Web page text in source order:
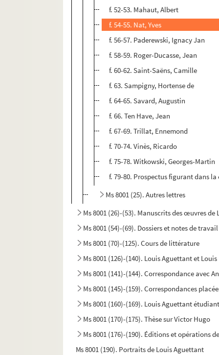
f. 52-53. Mahaut, Albert
f. 54-55. Nat, Yves
f. 56-57. Paderewski, Ignacy Jan
f. 58-59. Roger-Ducasse, Jean
f. 60-62. Saint-Saëns, Camille
f. 63. Sampigny, Hortense de
f. 64-65. Savard, Augustin
f. 66. Ten Have, Jean
f. 67-69. Trillat, Ennemond
f. 70-74. Vinès, Ricardo
f. 75-78. Witkowski, Georges-Martin
f. 79-80. Prospectus figurant dans
Ms 8001 (25). Autres lettres
Ms 8001 (26)-(53). Manuscrits des œuvres
Ms 8001 (54)-(69). Dossiers et notes de travail
Ms 8001 (70)-(125). Cours de littérature
Ms 8001 (126)-(140). Louis Aguettant et
Ms 8001 (141)-(144). Correspondance avec
Ms 8001 (145)-(159). Correspondances
Ms 8001 (160)-(169). Louis Aguettant
Ms 8001 (170)-(175). Thèse sur Victor Hugo
Ms 8001 (176)-(190). Éditions et
Ms 8001 (190). Portraits de Louis Aguettant